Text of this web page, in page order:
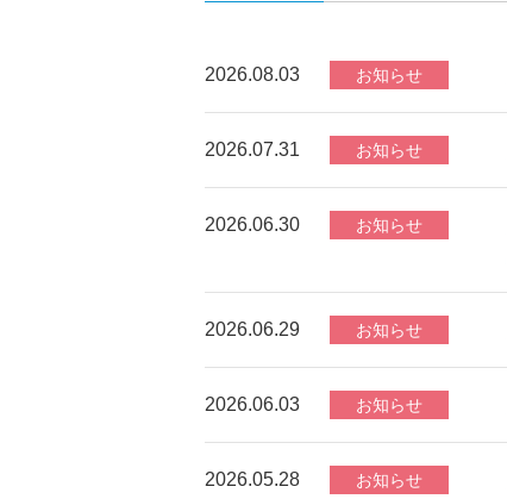
2026.08.03 お知らせ
2026.07.31 お知らせ
2026.06.30 お知らせ
2026.06.29 お知らせ
2026.06.03 お知らせ
2026.05.28 お知らせ